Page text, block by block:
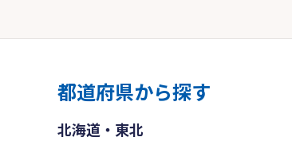
都道府県から探す
北海道・東北